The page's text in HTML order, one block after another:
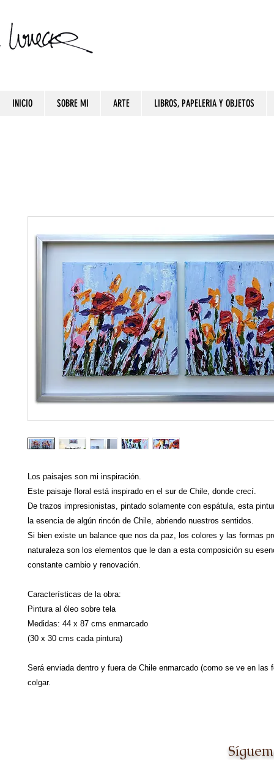
INICIO SOBRE MI ARTE LIBROS, PAPELERIA Y OBJETOS
Los paisajes son mi inspiración.
Este paisaje floral está inspirado en el sur de Chile, donde crecí.
De trazos impresionistas, pintado solamente con espátula, esta
la esencia de algún rincón de Chile, abriendo nuestros sentidos.
Si bien existe un balance que nos da paz, los colores y las formas
naturaleza son los elementos que le dan a esta composición su
constante cambio y renovación.
Características de la obra:
Pintura al óleo sobre tela
Medidas: 44 x 87 cms enmarcado
(30 x 30 cms cada pintura)
Será enviada dentro y fuera de Chile enmarcado (como se ve en las
colgar.